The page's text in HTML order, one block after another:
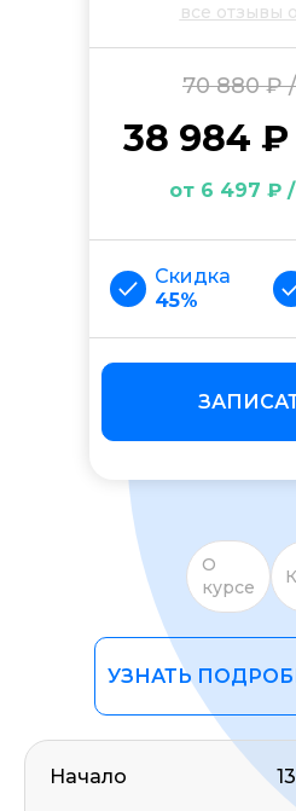
все отзывы
70 880 ₽
38 984
от 6 497 ₽
Скидка
45%
О
курсе
УЗНАТЬ
Начало